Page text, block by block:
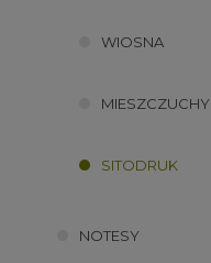
WIOSNA
MIESZCZUCHY
SITODRUK
NOTESY